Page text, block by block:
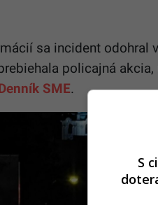
sa incident odohral
policajná
SME.
S